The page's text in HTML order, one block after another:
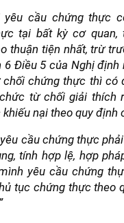
yêu cầu chứng thực
tại bất kỳ cơ quan,
thuận tiện nhất, trừ
6 Điều 5 của Nghị định
chứng thực thì có
từ chối giải thích
khiếu nại theo quy định
cầu chứng thực
tính hợp lệ, hợp
yêu cầu chứng
tục chứng thực theo